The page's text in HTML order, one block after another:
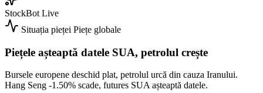
StockBot Live
Situația pieței Piețe globale
Piețele așteaptă datele SUA, petrolul crește
Bursele europene deschid plat, petrolul urcă din cauza Iranului.
Hang Seng -1.50% scade, futures SUA așteaptă datele.